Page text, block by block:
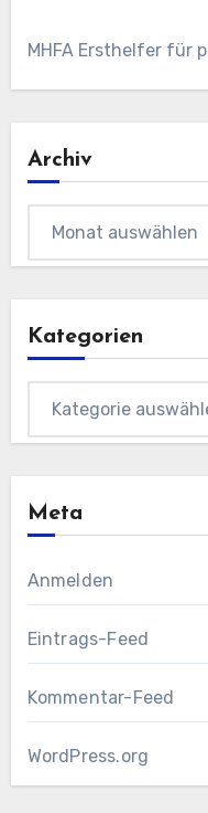
MHFA Ersthelfer für
Archiv
Kategorien
Meta
Anmelden
Eintrags-Feed
Kommentar-Feed
WordPress.org